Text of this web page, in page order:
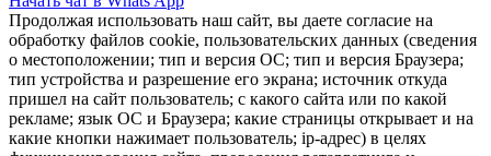
Продолжая использовать наш сайт, вы даете согласие на
обработку файлов cookie, пользовательских данных (сведения
о местоположении; тип и версия ОС; тип и версия Браузера;
тип устройства и разрешение его экрана; источник откуда
пришел на сайт пользователь; с какого сайта или по какой
рекламе; язык ОС и Браузера; какие страницы открывает и на
какие кнопки нажимает пользователь; ip-адрес) в целях